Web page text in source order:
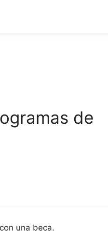
de
una beca.